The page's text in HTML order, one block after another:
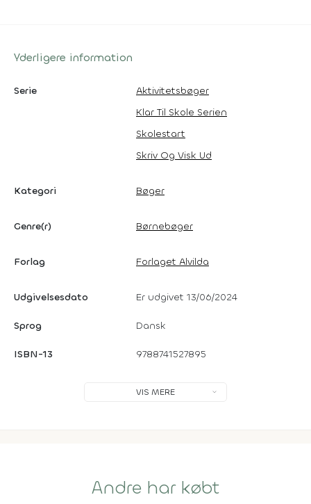
Yderligere information
Serie
Aktivitetsbøger
Klar Til Skole Serien
Skolestart
Skriv Og Visk Ud
Kategori Bøger
Genre(r) Børnebøger
Forlag Forlaget Alvilda
Udgivelsesdato Er udgivet 13/06/2024
Sprog Dansk
ISBN-13 9788741527895
VIS MERE
Andre har købt